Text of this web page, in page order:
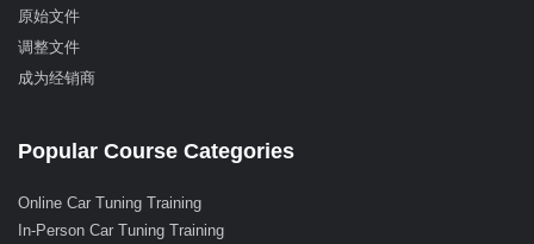
原始文件
调整文件
成为经销商
Popular Course Categories
Online Car Tuning Training
In-Person Car Tuning Training